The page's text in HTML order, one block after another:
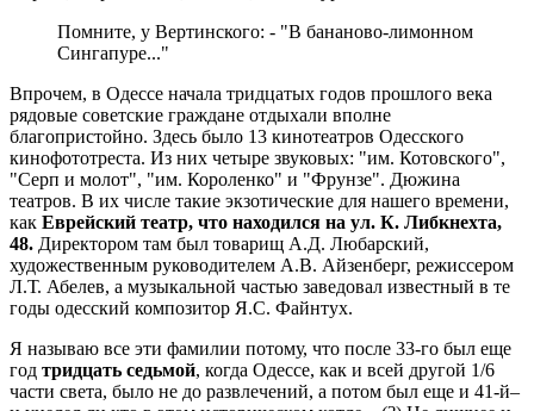
Помните, у Вертинского: - "В бананово-лимонном
Сингапуре..."
Впрочем, в Одессе начала тридцатых годов прошлого века
рядовые советские граждане отдыхали вполне
благопристойно. Здесь было 13 кинотеатров Одесского
кинофототреста. Из них четыре звуковых: "им. Котовского",
"Серп и молот", "им. Короленко" и "Фрунзе". Дюжина
театров. В их числе такие экзотические для нашего времени,
как Еврейский театр, что находился на ул. К. Либкнехта,
48. Директором там был товарищ А.Д. Любарский,
художественным руководителем А.В. Айзенберг, режиссером
Л.Т. Абелев, а музыкальной частью заведовал известный в те
годы одесский композитор Я.С. Файнтух.
Я называю все эти фамилии потому, что после 33-го был еще
год тридцать седьмой, когда Одессе, как и всей другой 1/6
части света, было не до развлечений, а потом был еще и 41-й–